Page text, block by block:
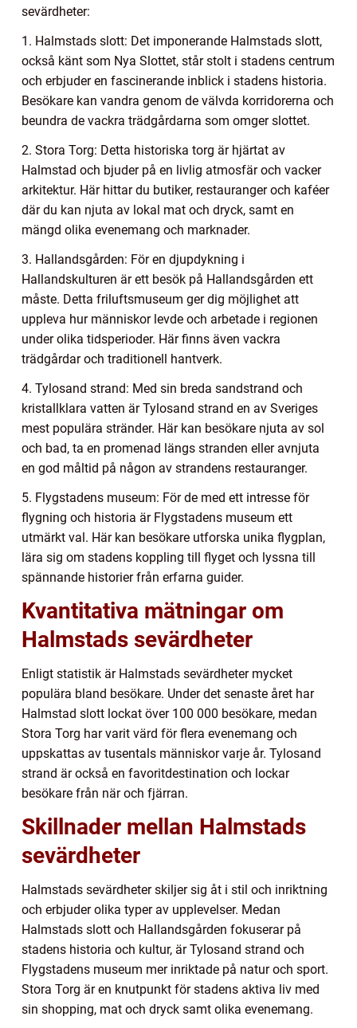
sevärdheter:
1. Halmstads slott: Det imponerande Halmstads slott,
också känt som Nya Slottet, står stolt i stadens centrum
och erbjuder en fascinerande inblick i stadens historia.
Besökare kan vandra genom de välvda korridorerna och
beundra de vackra trädgårdarna som omger slottet.
2. Stora Torg: Detta historiska torg är hjärtat av
Halmstad och bjuder på en livlig atmosfär och vacker
arkitektur. Här hittar du butiker, restauranger och kaféer
där du kan njuta av lokal mat och dryck, samt en
mängd olika evenemang och marknader.
3. Hallandsgården: För en djupdykning i
Hallandskulturen är ett besök på Hallandsgården ett
måste. Detta friluftsmuseum ger dig möjlighet att
uppleva hur människor levde och arbetade i regionen
under olika tidsperioder. Här finns även vackra
trädgårdar och traditionell hantverk.
4. Tylosand strand: Med sin breda sandstrand och
kristallklara vatten är Tylosand strand en av Sveriges
mest populära stränder. Här kan besökare njuta av sol
och bad, ta en promenad längs stranden eller avnjuta
en god måltid på någon av strandens restauranger.
5. Flygstadens museum: För de med ett intresse för
flygning och historia är Flygstadens museum ett
utmärkt val. Här kan besökare utforska unika flygplan,
lära sig om stadens koppling till flyget och lyssna till
spännande historier från erfarna guider.
Kvantitativa mätningar om
Halmstads sevärdheter
Enligt statistik är Halmstads sevärdheter mycket
populära bland besökare. Under det senaste året har
Halmstad slott lockat över 100 000 besökare, medan
Stora Torg har varit värd för flera evenemang och
uppskattas av tusentals människor varje år. Tylosand
strand är också en favoritdestination och lockar
besökare från när och fjärran.
Skillnader mellan Halmstads
sevärdheter
Halmstads sevärdheter skiljer sig åt i stil och inriktning
och erbjuder olika typer av upplevelser. Medan
Halmstads slott och Hallandsgården fokuserar på
stadens historia och kultur, är Tylosand strand och
Flygstadens museum mer inriktade på natur och sport.
Stora Torg är en knutpunkt för stadens aktiva liv med
sin shopping, mat och dryck samt olika evenemang.